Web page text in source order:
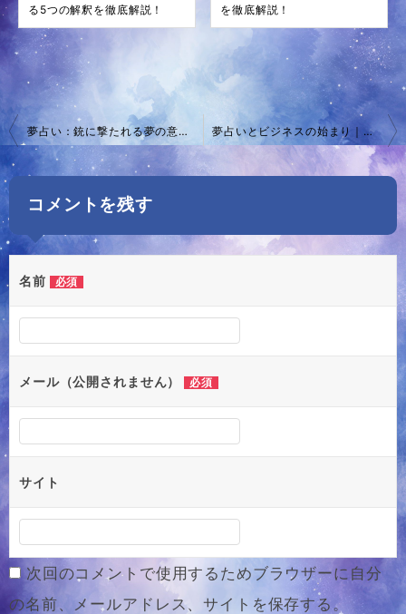
る5つの解釈を徹底解説！
を徹底解説！
投
稿
ビ
ゲ
ー
シ
ョ
ン
夢占い：銃に撃たれる夢の意味とは？場所や状況別の解釈と対処法を徹底解説！ 夢占いとビジネスの始まり｜商売を始める夢の意味とは？
コメントを残す
名前 必須
メール（公開されません） 必須
サイト
次回のコメントで使用するためブラウザーに自分
の名前、メールアドレス、サイトを保存する。